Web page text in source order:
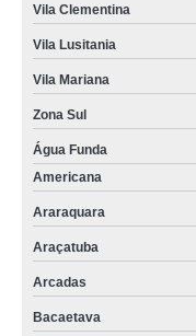
Vila Clementina
Vila Lusitania
Vila Mariana
Zona Sul
Água Funda
Americana
Araraquara
Araçatuba
Arcadas
Bacaetava